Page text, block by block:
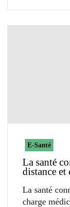
E-Santé
La santé
distance et
La santé
charge